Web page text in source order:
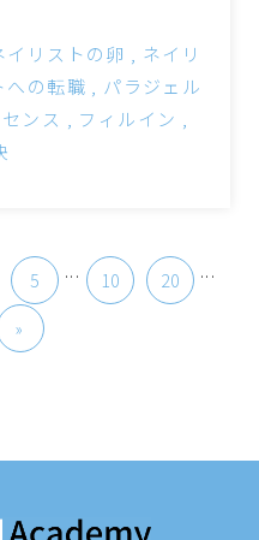
イリストの卵
ネイリ
への転職
パラジェル
ンス
フィルイン
5 ... 10 20 ...
»